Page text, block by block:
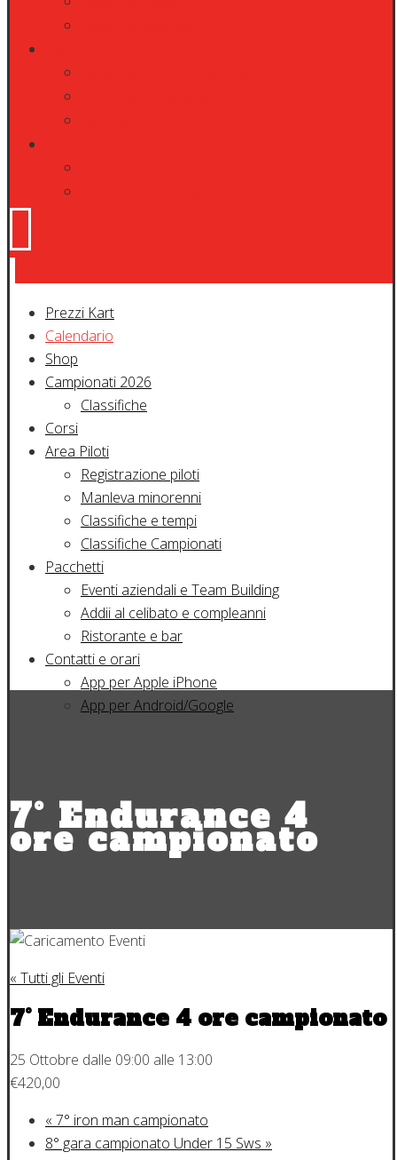
Prezzi Kart
Calendario
Shop
Campionati 2026
Classifiche
Corsi
Area Piloti
Registrazione piloti
Manleva minorenni
Classifiche e tempi
Classifiche Campionati
Pacchetti
Eventi aziendali e Team Building
Addii al celibato e compleanni
Ristorante e bar
Contatti e orari
App per Apple iPhone
App per Android/Google
7° Endurance 4
ore campionato
« Tutti gli Eventi
7° Endurance 4 ore campionato
25 Ottobre dalle 09:00 alle 13:00
€420,00
« 7° iron man campionato
8° gara campionato Under 15 Sws »